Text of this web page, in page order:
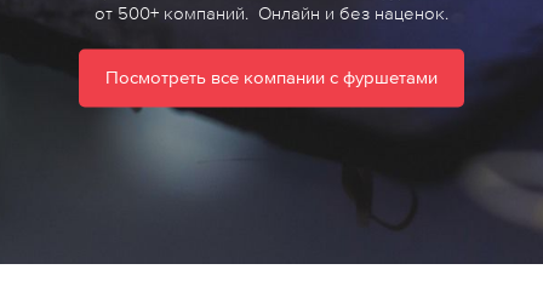
от 500+ компаний. Онлайн и без наценок.
Посмотреть все компании с фуршетами